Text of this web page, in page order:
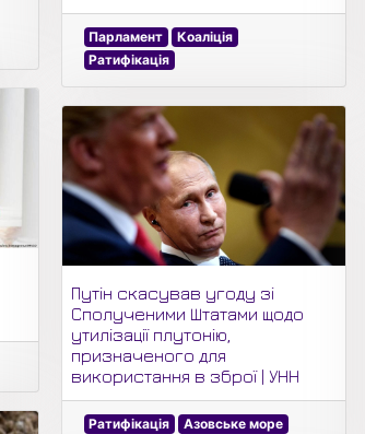
Парламент
Коаліція
Ратифікація
Путін скасував угоду зі
Сполученими Штатами щодо
утилізації плутонію,
призначеного для
використання в зброї | УНН
Ратифікація
Азовське море